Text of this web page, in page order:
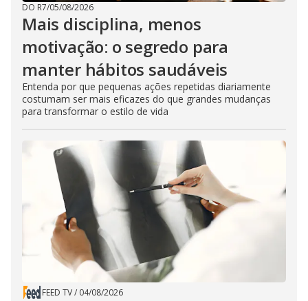
DO R7/05/08/2026
Mais disciplina, menos
motivação: o segredo para
manter hábitos saudáveis
Entenda por que pequenas ações repetidas diariamente
costumam ser mais eficazes do que grandes mudanças
para transformar o estilo de vida
FEED TV/ 04/08/2026